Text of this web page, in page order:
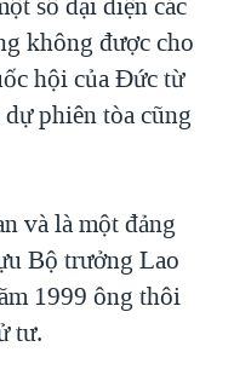
không được cho
hội của Đức từ
phiên tòa cũng
và là một đảng
Bộ trưởng Lao
1999 ông thôi
tư.